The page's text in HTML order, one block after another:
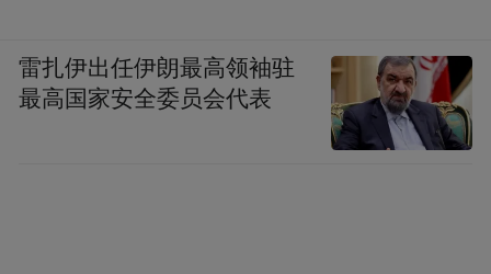
雷扎伊出任伊朗最高领袖驻
最高国家安全委员会代表